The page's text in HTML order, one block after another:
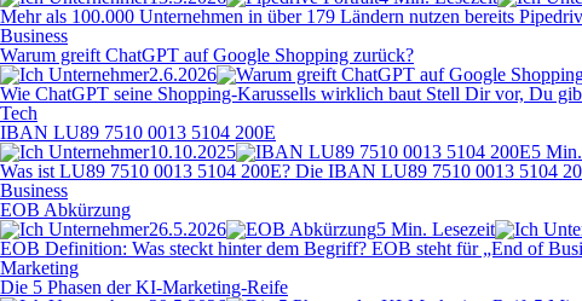
Mehr als 100.000 Unternehmen in über 179 Ländern nutzen bereits
Business
Warum greift ChatGPT auf Google Shopping zurück?
2.6.2026
Wie ChatGPT seine Shopping-Karussells wirklich baut Stell Dir vor, Du
Tech
IBAN LU89 7510 0013 5104 200E
10.10.2025
5
Was ist LU89 7510 0013 5104 200E? Die IBAN LU89 7510 0013 5104
Business
EOB Abkürzung
26.5.2026
5 Min. Lesezeit
EOB Definition: Was steckt hinter dem Begriff? EOB steht für „End of
Marketing
Die 5 Phasen der KI-Marketing-Reife